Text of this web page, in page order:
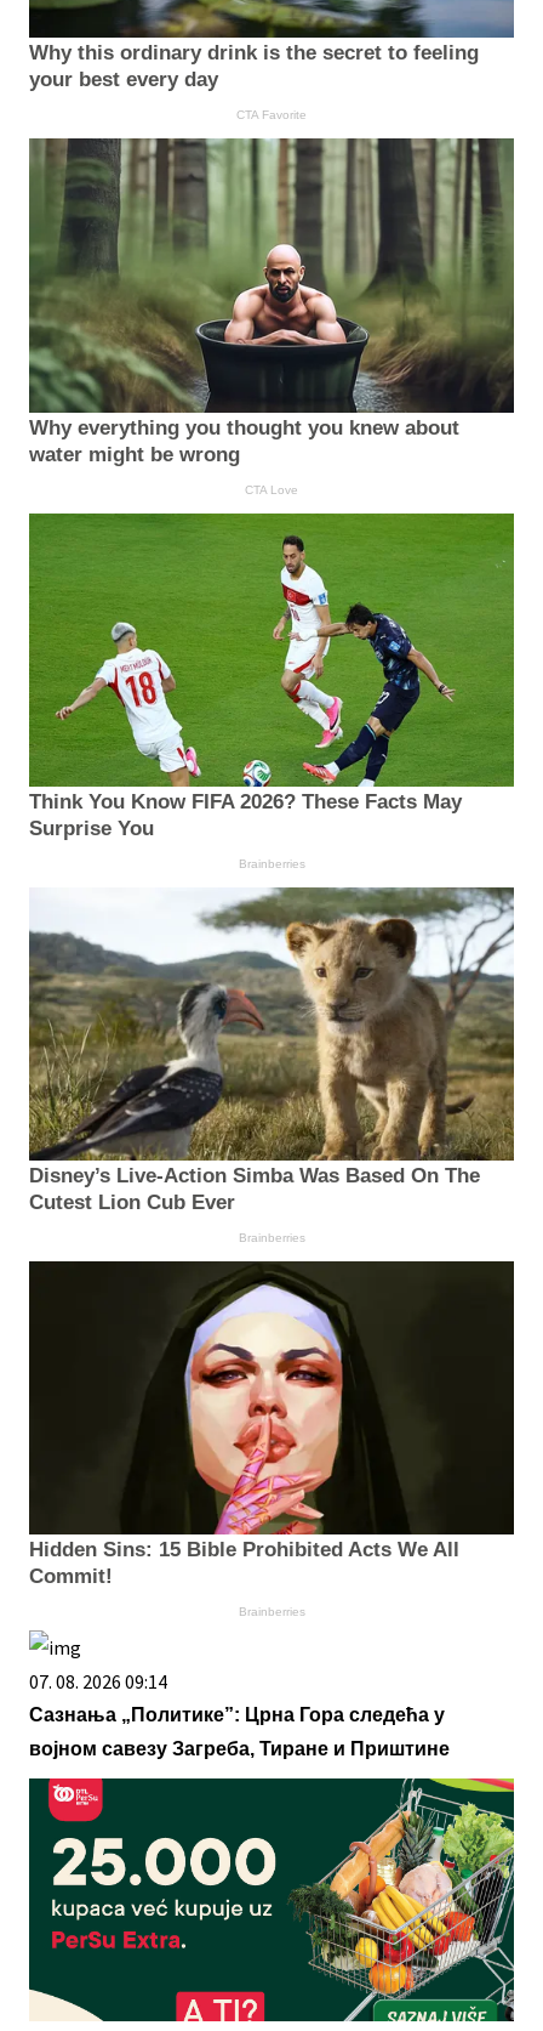
Why this ordinary drink is the secret to feeling
your best every day
CTA Favorite
Why everything you thought you knew about
water might be wrong
CTA Love
Think You Know FIFA 2026? These Facts May
Surprise You
Brainberries
Disney’s Live-Action Simba Was Based On The
Cutest Lion Cub Ever
Brainberries
Hidden Sins: 15 Bible Prohibited Acts We All
Commit!
Brainberries
07. 08. 2026 09:14
Сазнања „Политике”: Црна Гора следећа у
војном савезу Загреба, Тиране и Приштине